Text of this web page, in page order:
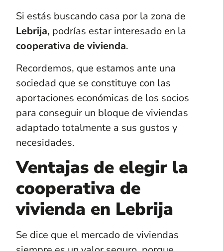
Si estás buscando casa por la zona de
Lebrija, podrías estar interesado en la
cooperativa de vivienda.
Recordemos, que estamos ante una
sociedad que se constituye con las
aportaciones económicas de los socios
para conseguir un bloque de viviendas
adaptado totalmente a sus gustos y
necesidades.
Ventajas de elegir la
cooperativa de
vivienda en Lebrija
Se dice que el mercado de viviendas